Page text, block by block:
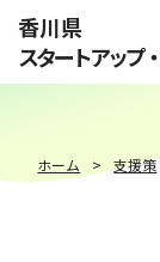
香川県
スタートアップ・
ホーム 支援策